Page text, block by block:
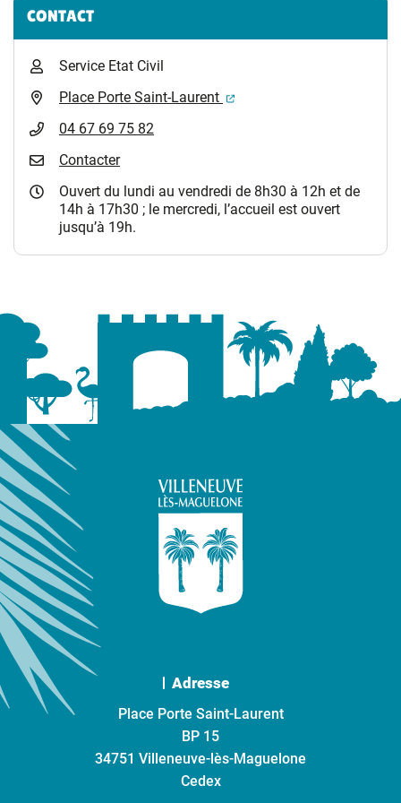
CONTACT
Service Etat Civil
Place Porte Saint-Laurent
(ouverture dans un
04 67 69 75 82
Contacter
Ouvert du lundi au vendredi de 8h30 à 12h et de
14h à 17h30 ; le mercredi, l’accueil est ouvert
jusqu’à 19h.
Adresse
Place Porte Saint-Laurent
BP 15
34751 Villeneuve-lès-Maguelone
Cedex